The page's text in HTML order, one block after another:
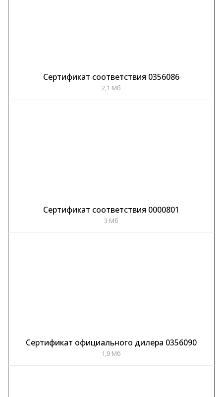
Сертификат соответствия 0356086
2,1 Мб
Сертификат соответствия 0000801
3 Мб
Сертификат официального дилера 0356090
1,9 Мб